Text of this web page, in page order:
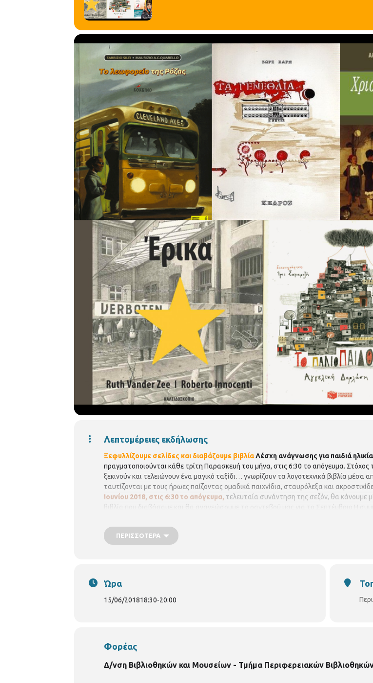
Λεπτομέρειες εκδήλωσης
Ξεφυλλίζουμε σελίδες και διαβάζουμε βιβλίαΛέσχη ανάγνωσης για παιδιά
πραγματοποιούνται κάθε τρίτη Παρασκευή του μήνα, στις 6:30 το απόγευμα.
ξεκινούν και τελειώνουν ένα μαγικό ταξίδι… γνωρίζουν τα λογοτεχνικά βιβλία μέσα
ταυτίζονται με τους ήρωες παίζοντας ομαδικά παιχνίδια, σταυρόλεξα και
Ιουνίου 2018, στις 6:30 το απόγευμα, τελευταία συνάντηση της σεζόν, θα
βιβλία που διαβάσαμε και θα ανανεώσουμε το ραντεβού μας για το Σεπτέμβριο Η
Παρακαλούνται όλοι οι συμμετέχοντες να ενημερώνουν σε περίπτωση ακύρωσης.
(Νικάνορος 3, τηλ. 2310324666).
ΠΕΡΙΣΣΌΤΕΡΑ
Ώρα
15/06/201818:30-20:00
Φορέας
Δ/νση Βιβλιοθηκών και Μουσείων - Τμήμα Περιφερειακών